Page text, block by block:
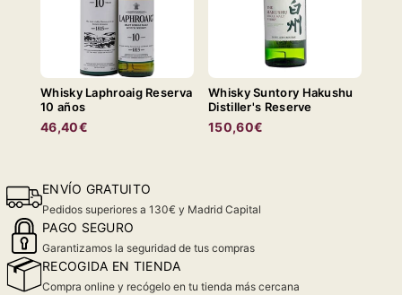
Whisky Laphroaig Reserva
10 años
46,40€
Whisky Suntory Hakushu
Distiller's Reserve
150,60€
ENVÍO GRATUITO
Pedidos superiores a 130€ y Madrid Capital
PAGO SEGURO
Garantizamos la seguridad de tus compras
RECOGIDA EN TIENDA
Compra online y recógelo en tu tienda más cercana